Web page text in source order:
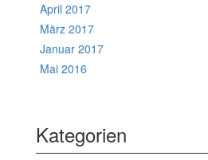
April 2017
März 2017
Januar 2017
Mai 2016
Kategorien